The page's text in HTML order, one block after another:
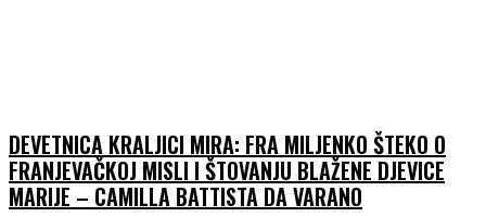
DEVETNICA KRALJICI MIRA: FRA MILJENKO ŠTEKO O
FRANJEVAČKOJ MISLI I ŠTOVANJU BLAŽENE DJEVICE
MARIJE – CAMILLA BATTISTA DA VARANO